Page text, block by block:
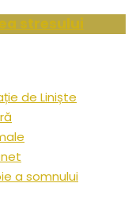
stresului
de Liniște
a somnului